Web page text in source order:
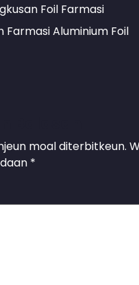
Foil Farmasi
Farmasi Aluminium Foil
moal diterbitkeun.
*